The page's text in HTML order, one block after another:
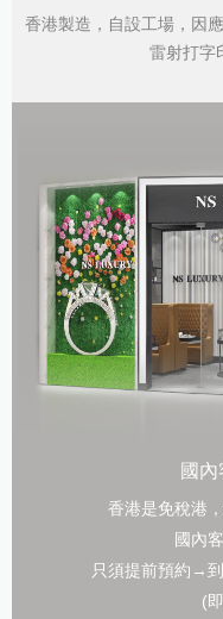
香港製造，自設工場，因
雷射打字
國
香港是免稅港
國內
只須提前預約→
(